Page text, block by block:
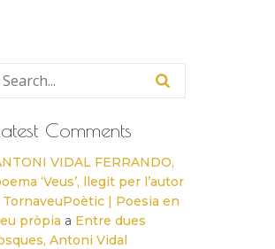
Comments
VIDAL FERRANDO,
‘Veus’, llegit per l’autor
TornaveuPoètic | Poesia en
pròpia a Entre dues
Antoni Vidal